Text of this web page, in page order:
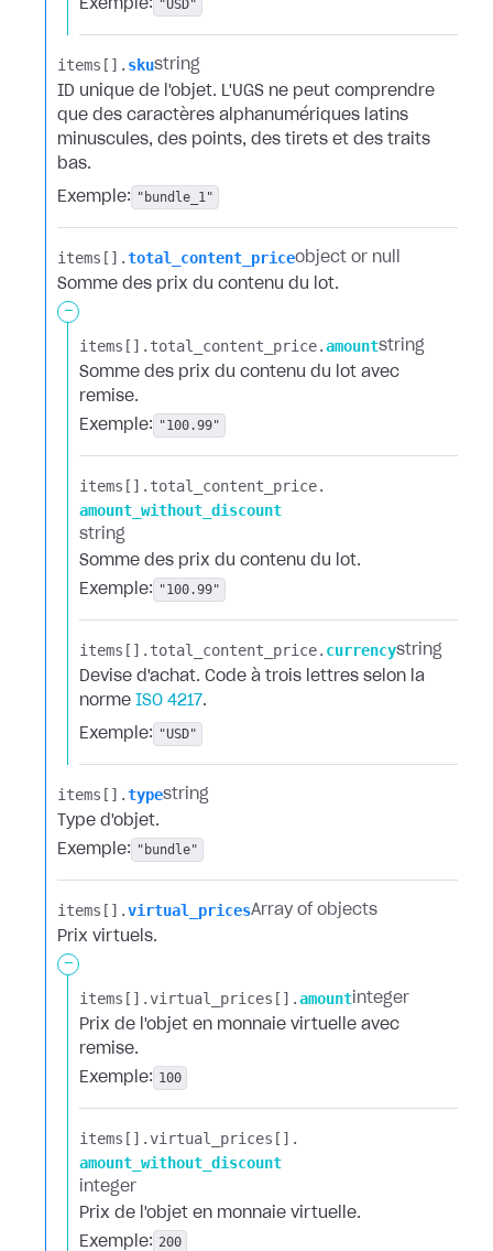
Exemple: "USD"
items[].​ skustring
ID unique de l'objet. L'UGS ne peut comprendre
que des caractères alphanumériques latins
minuscules, des points, des tirets et des traits
bas.
Exemple: "bundle_1"
items[].​total_content_priceobject or null
Somme des prix du contenu du lot.
-
items[].​ total_content_price.​amountstring
Somme des prix du contenu du lot avec
remise.
Exemple: "100.99"
items[].​ total_content_price.​
amount_without_discount
string
Somme des prix du contenu du lot.
Exemple: "100.99"
items[].​ total_content_price.​ currencystring
Devise d'achat. Code à trois lettres selon la
norme ISO 4217.
Exemple: "USD"
items[].​typestring
Type d'objet.
Exemple: "bundle"
items[].​virtual_pricesArray of objects
Prix virtuels.
-
items[].​virtual_prices[].​amount integer
Prix de l'objet en monnaie virtuelle avec
remise.
Exemple: 100
items[].​virtual_prices[].​
amount_without_discount
integer
Prix de l'objet en monnaie virtuelle.
Exemple: 200